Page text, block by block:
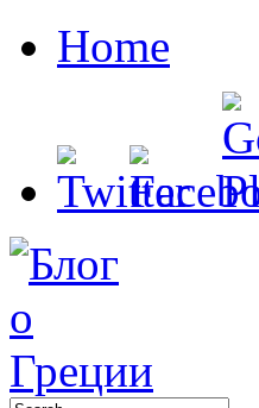
Home